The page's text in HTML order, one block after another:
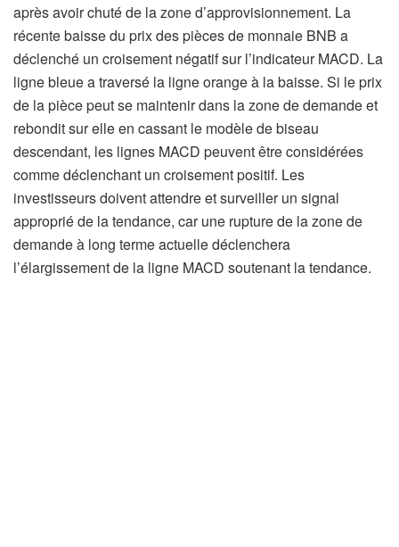
après avoir chuté de la zone d’approvisionnement. La
récente baisse du prix des pièces de monnaie BNB a
déclenché un croisement négatif sur l’indicateur MACD. La
ligne bleue a traversé la ligne orange à la baisse. Si le prix
de la pièce peut se maintenir dans la zone de demande et
rebondit sur elle en cassant le modèle de biseau
descendant, les lignes MACD peuvent être considérées
comme déclenchant un croisement positif. Les
investisseurs doivent attendre et surveiller un signal
approprié de la tendance, car une rupture de la zone de
demande à long terme actuelle déclenchera
l’élargissement de la ligne MACD soutenant la tendance.